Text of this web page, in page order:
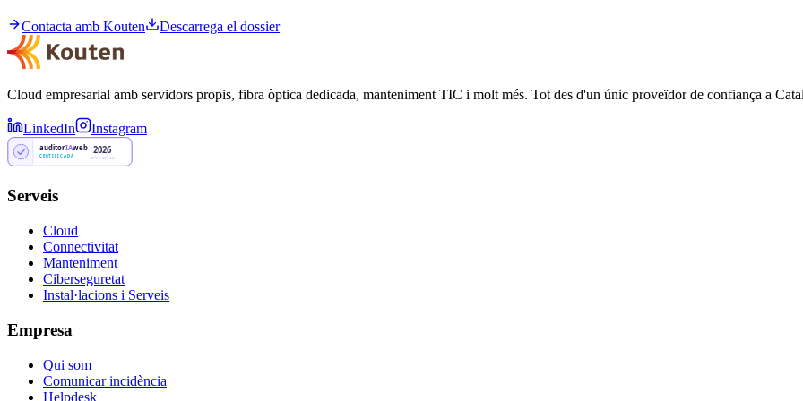
Contacta amb Kouten Descarrega el dossier
Cloud empresarial amb servidors propis, fibra òptica dedicada, manteniment TIC i molt més. Tot des d'un únic proveïdor de confiança a
LinkedIn Instagram
auditorIAweb
CERTIFICADA
2026
AW-DOBQY43Z
Serveis
Cloud
Connectivitat
Manteniment
Ciberseguretat
Instal·lacions i Serveis
Empresa
Qui som
Comunicar incidència
Helpdesk